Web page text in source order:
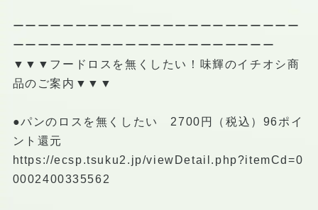
ーーーーーーーーーーーーーーーーーーーーーーー
ーーーーーーーーーーーーーーーーーーーーー
▼▼▼フードロスを無くしたい！味輝のイチオシ商
品のご案内▼▼▼
●パンのロスを無くしたい 2700円（税込）96ポイ
ント還元
https://ecsp.tsuku2.jp/viewDetail.php?itemCd=0
0002400335562